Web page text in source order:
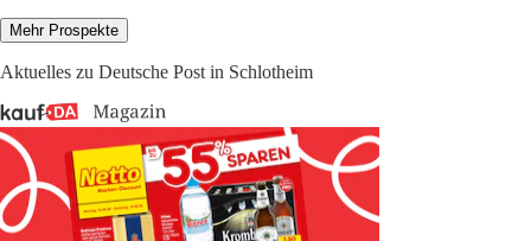
Mehr Prospekte
Aktuelles zu Deutsche Post in Schlotheim